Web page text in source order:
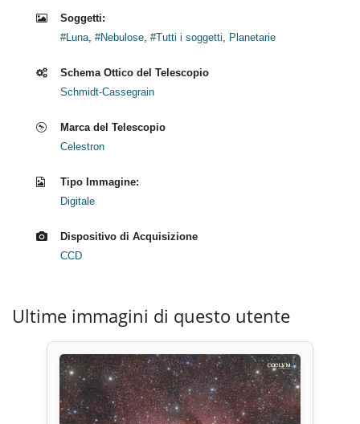
Soggetti:
#Luna #Nebulose #Tutti i soggetti Planetarie
Schema Ottico del Telescopio
Schmidt-Cassegrain
Marca del Telescopio
Celestron
Tipo Immagine:
Digitale
Dispositivo di Acquisizione
CCD
Ultime immagini di questo utente